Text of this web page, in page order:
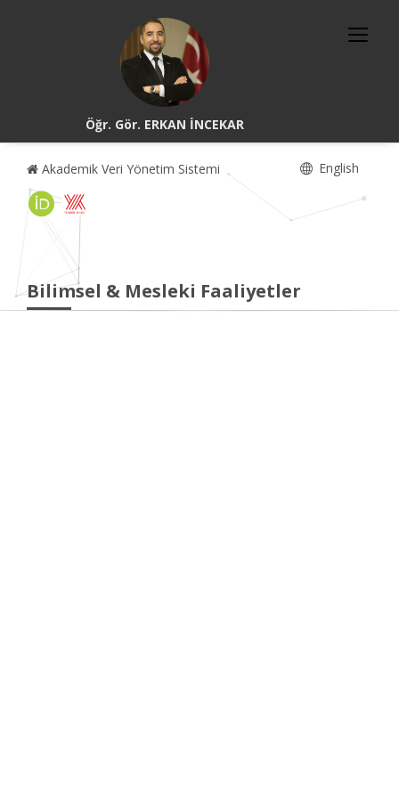
Öğr. Gör. ERKAN İNCEKAR
Akademik Veri Yönetim Sistemi English
Bilimsel & Mesleki Faaliyetler